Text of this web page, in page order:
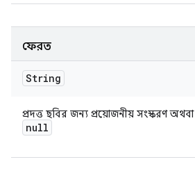
ফেরত
String
প্রদত্ত ছবির জন্য প্রয়োজনীয় সংস্করণ অথবা
null